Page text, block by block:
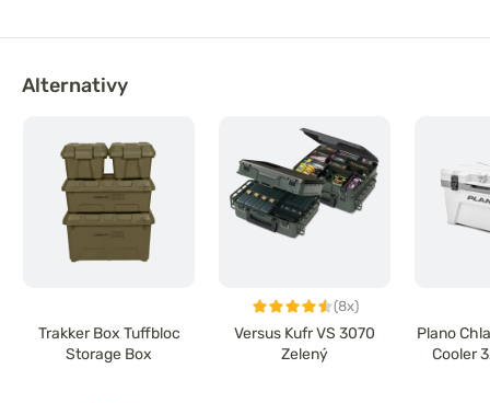
Alternativy
Trakker Box Tuffbloc
Storage Box
(8x)
Versus Kufr VS 3070
Zelený
Plano
Cooler